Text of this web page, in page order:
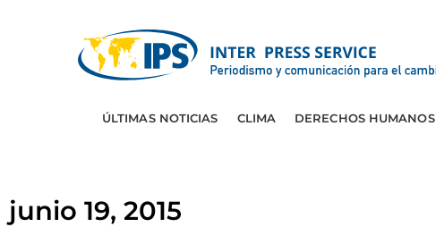
ÚLTIMAS NOTICIAS CLIMA DERECHOS HUMANOS
junio 19, 2015